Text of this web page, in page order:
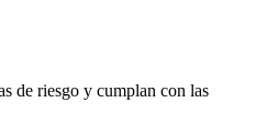
de riesgo y cumplan con las